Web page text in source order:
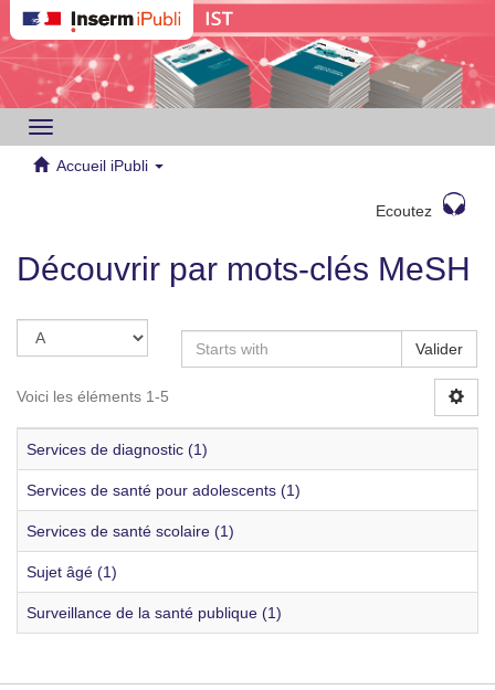
Toggle
navigation
Accueil iPubli
Ecoutez
Découvrir par mots-clés MeSH
Valider
Voici les éléments 1-5
Services de diagnostic (1)
Services de santé pour adolescents (1)
Services de santé scolaire (1)
Sujet âgé (1)
Surveillance de la santé publique (1)